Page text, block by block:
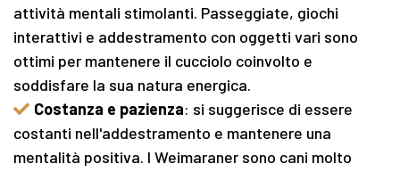
attività mentali stimolanti. Passeggiate, giochi
interattivi e addestramento con oggetti vari sono
ottimi per mantenere il cucciolo coinvolto e
soddisfare la sua natura energica.
Costanza e pazienza: si suggerisce di essere
costanti nell'addestramento e mantenere una
mentalità positiva. I Weimaraner sono cani molto